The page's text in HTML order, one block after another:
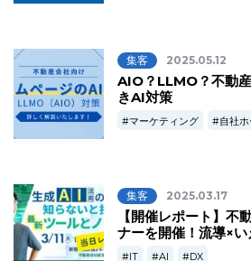
集客 2025.05.12
AIO？LLMO？不動
きAI対策
マーケティング 自社
集客 2025.03.17
【開催レポート】不
ナーを開催！流導×い
IT AI DX